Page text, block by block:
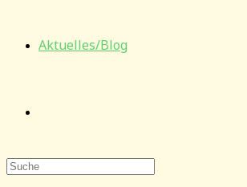
Aktuelles/Blog
Suche